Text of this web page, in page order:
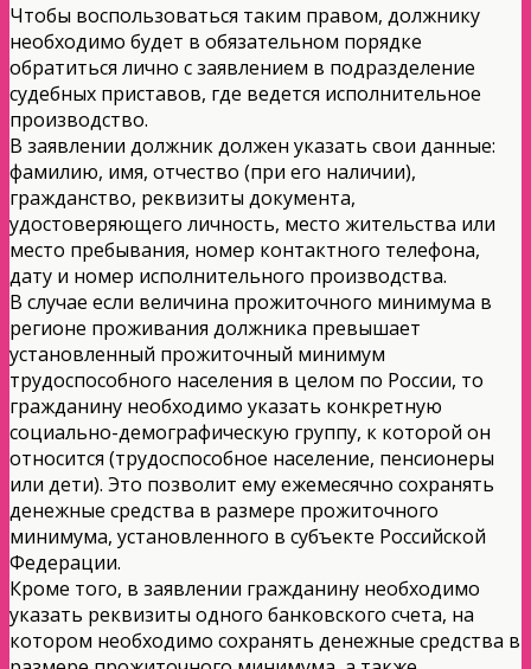
Чтобы воспользоваться таким правом, должнику
необходимо будет в обязательном порядке
обратиться лично с заявлением в подразделение
судебных приставов, где ведется исполнительное
производство.
В заявлении должник должен указать свои данные:
фамилию, имя, отчество (при его наличии),
гражданство, реквизиты документа,
удостоверяющего личность, место жительства или
место пребывания, номер контактного телефона,
дату и номер исполнительного производства.
В случае если величина прожиточного минимума в
регионе проживания должника превышает
установленный прожиточный минимум
трудоспособного населения в целом по России, то
гражданину необходимо указать конкретную
социально-демографическую группу, к которой он
относится (трудоспособное население, пенсионеры
или дети). Это позволит ему ежемесячно сохранять
денежные средства в размере прожиточного
минимума, установленного в субъекте Российской
Федерации.
Кроме того, в заявлении гражданину необходимо
указать реквизиты одного банковского счета, на
котором необходимо сохранять денежные средства в